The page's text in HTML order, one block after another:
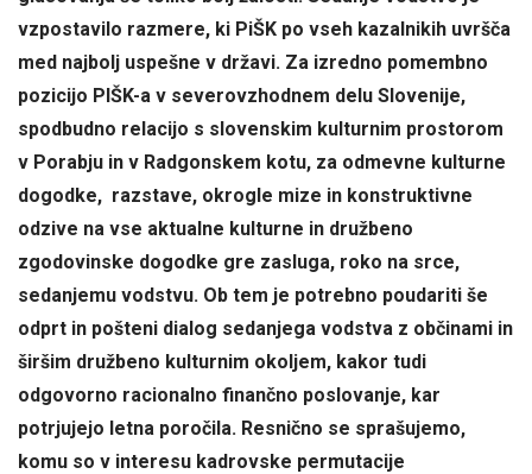
vzpostavilo razmere, ki PiŠK po vseh kazalnikih uvršča
med najbolj uspešne v državi. Za izredno pomembno
pozicijo PIŠK-a v severovzhodnem delu Slovenije,
spodbudno relacijo s slovenskim kulturnim prostorom
v Porabju in v Radgonskem kotu, za odmevne kulturne
dogodke, razstave, okrogle mize in konstruktivne
odzive na vse aktualne kulturne in družbeno
zgodovinske dogodke gre zasluga, roko na srce,
sedanjemu vodstvu. Ob tem je potrebno poudariti še
odprt in pošteni dialog sedanjega vodstva z občinami in
širšim družbeno kulturnim okoljem, kakor tudi
odgovorno racionalno finančno poslovanje, kar
potrjujejo letna poročila. Resnično se sprašujemo,
komu so v interesu kadrovske permutacije